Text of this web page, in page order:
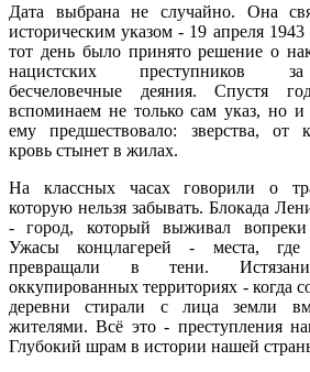
Дата выбрана не случайно. Она
историческим указом - 19 апреля 1943
тот день было принято решение о
нацистских преступников
бесчеловечные деяния. Спустя
вспоминаем не только сам указ, но и
ему предшествовало: зверства, от
кровь стынет в жилах.
На классных часах говорили о
которую нельзя забывать. Блокада
- город, который выживал вопреки
Ужасы концлагерей - места, где
превращали в тени.
оккупированных территориях - когда
деревни стирали с лица земли
жителями. Всё это - преступления
Глубокий шрам в истории нашей